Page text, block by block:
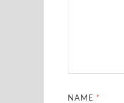
NAME *